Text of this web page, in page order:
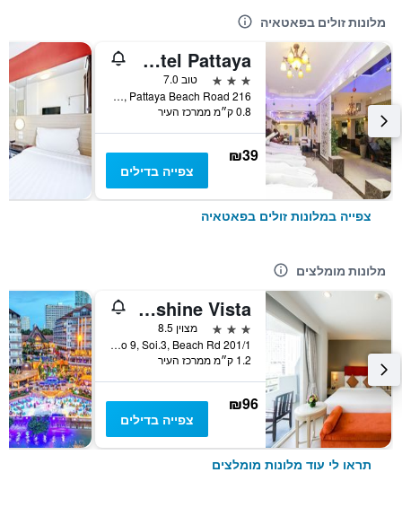
מלונות זולים בפאטאיה
Natural Beach Hotel Pattaya
3 כוכבים
טוב 7.0
216 Soi Pattaya 11, Pattaya Beach Road, פאטאיה, תאילנד
0.8 ק״מ ממרכז העיר
₪39
צפייה בדילים
צפייה במלונות זולים בפאטאיה
מלונות מומלצים
Sunshine Vista
3 כוכבים
מצוין 8.5
201/1 Moo 9, Soi.3, Beach Rd., פאטאיה, תאילנד
1.2 ק״מ ממרכז העיר
₪96
צפייה בדילים
תראו לי עוד מלונות מומלצים